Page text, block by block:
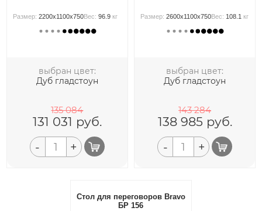
Размер:2200x1100x750Вес:96.9 кг
выбран цвет:
Дуб гладстоун
135 084
131 031 руб.
- +
Размер:2600x1100x750Вес: 108.1 кг
выбран цвет:
Дуб гладстоун
143 284
138 985 руб.
- +
Стол для переговоров Bravo
БР 156